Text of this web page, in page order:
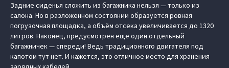
Задние сиденья сложить из багажника нельзя — только из
салона. Но в разложенном состоянии образуется ровная
погрузочная площадка, а объём отсека увеличивается до 1320
литров. Наконец, предусмотрен ещё один отдельный
багажничек — спереди! Ведь традиционного двигателя под
капотом тут нет. И кажется, это отличное место для хранения